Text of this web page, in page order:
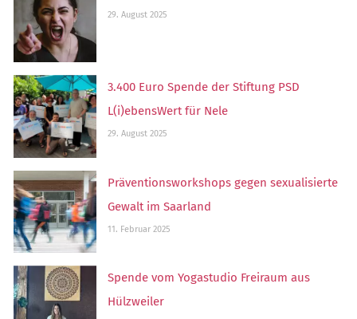
29. August 2025
3.400 Euro Spende der Stiftung PSD
L(i)ebensWert für Nele
29. August 2025
Präventionsworkshops gegen sexualisierte
Gewalt im Saarland
11. Februar 2025
Spende vom Yogastudio Freiraum aus
Hülzweiler